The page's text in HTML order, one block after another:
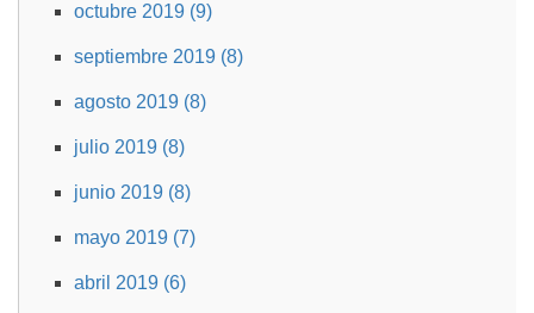
octubre 2019 (9)
septiembre 2019 (8)
agosto 2019 (8)
julio 2019 (8)
junio 2019 (8)
mayo 2019 (7)
abril 2019 (6)